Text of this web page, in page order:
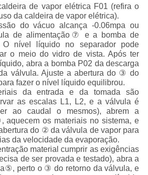
de vapor elétrica F01 (refira o
da caldeira de vapor elétrica).
do vácuo alcança -0.06mpa ou
de alimentação⑦ e a bomba de
O nível líquido no separador pode
o meio do vidro de vista. Após ter
abra a bomba P02 da descarga
válvula. Ajuste a abertura do ③ do
fazer o nível líquido equilibrou.
da entrada e da tomada são
as escalas L1, L2, e a válvula é
ao caudal o mesmos), abrem a
aquecem os materiais no sistema, e
do ② da válvula de vapor para
da velocidade da evaporação.
material cumprir as exigências
de ser provada e testado), abra a
perto o ③ do retorno da válvula, e